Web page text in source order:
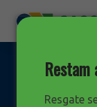
Restam
Resgate